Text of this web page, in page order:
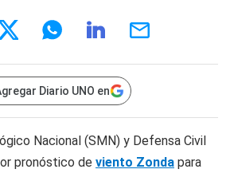
Diario UNO en
Nacional (SMN) y Defensa Civil
pronóstico de viento Zonda para